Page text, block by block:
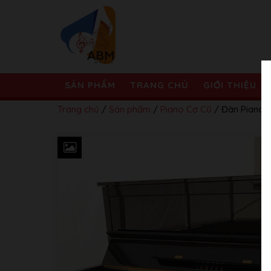
SẢN PHẨM TRANG CHỦ GIỚI THIỆU
Trang chủ / Sản phẩm / Piano Cơ Cũ / Đàn Piano